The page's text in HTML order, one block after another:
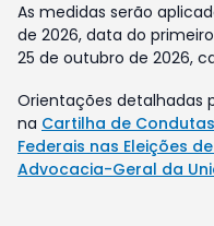
As medidas serão
de 2026, data do
25 de outubro de 2026,
Orientações detalhadas
na Cartilha de
Federais nas Eleições
Advocacia-Geral da